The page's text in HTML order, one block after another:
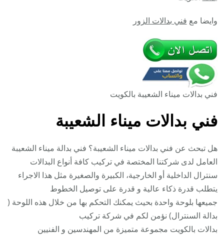
وايضا مع فني بدالات الزور
فني بدالات ميناء الشعيبة بالكويت
فني بدالات ميناء الشعيبة
هل تبحث عن فني بدالات ميناء الشعيبة؟ فني بدالة ميناء الشعيبة
العامل لدى شركتنا المختصة في تركيب كافة أنواع البدالات
سنترال الداخلية أو الخارجية، الكبيرة والصغيرة مثل هذا الاجراء
يتطلب قدرة ذكاء عالية و قدرة على توصيل الخطوط
جميعها بلوحة واحدة بحيث يمكنك التحكم بها من خلال هذه اللوحة (
بدالة السنترال) نؤمن لكم في شركة تركيب
بدالات بالكويت مجموعة متميزة من المهندسين و الفنيين